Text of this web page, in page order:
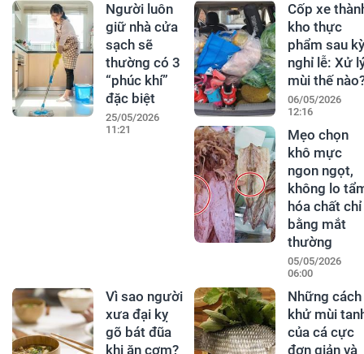
Người luôn
giữ nhà cửa
sạch sẽ
thường có 3
“phúc khí”
đặc biệt
25/05/2026
11:21
Cốp xe
kho thực
phẩm sau kỳ
nghỉ lễ: Xử
mùi thế
06/05/2026
12:16
Mẹo chọn
khô mực
ngon ngọt,
không lo
hóa chất chỉ
bằng mắt
thường
05/05/2026
06:00
Vì sao người
xưa đại kỵ
gõ bát đũa
khi ăn cơm?
Những cách
khử mùi
của cá cực
đơn giản và